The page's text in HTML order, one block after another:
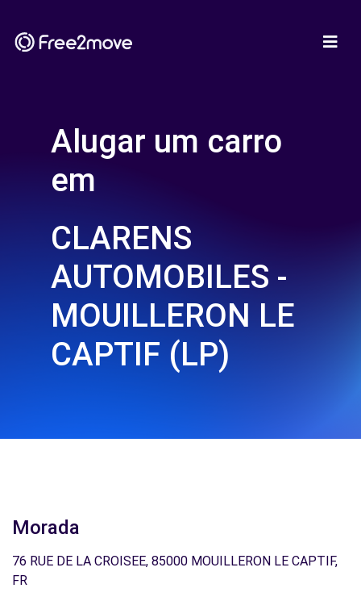
Alugar um carro
em
CLARENS
AUTOMOBILES -
MOUILLERON LE
CAPTIF (LP)
Morada
76 RUE DE LA CROISEE, 85000 MOUILLERON LE CAPTIF,
FR